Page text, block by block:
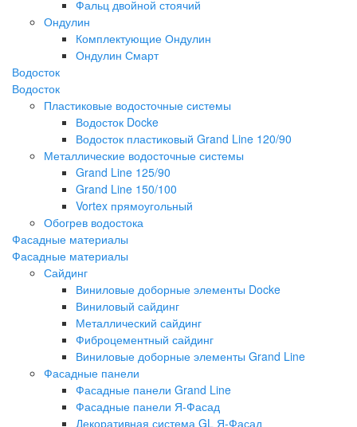
Фальц двойной стоячий
Ондулин
Комплектующие Ондулин
Ондулин Смарт
Водосток
Водосток
Пластиковые водосточные системы
Водосток Docke
Водосток пластиковый Grand Line 120/90
Металлические водосточные системы
Grand Line 125/90
Grand Line 150/100
Vortex прямоугольный
Обогрев водостока
Фасадные материалы
Фасадные материалы
Сайдинг
Виниловые доборные элементы Docke
Виниловый сайдинг
Металлический сайдинг
Фиброцементный сайдинг
Виниловые доборные элементы Grand Line
Фасадные панели
Фасадные панели Grand Line
Фасадные панели Я-Фасад
Декоративная система GL Я-Фасад